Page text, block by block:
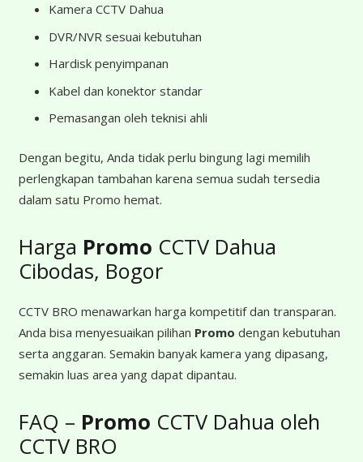
Kamera CCTV Dahua
DVR/NVR sesuai kebutuhan
Hardisk penyimpanan
Kabel dan konektor standar
Pemasangan oleh teknisi ahli
Dengan begitu, Anda tidak perlu bingung lagi memilih
perlengkapan tambahan karena semua sudah tersedia
dalam satu Promo hemat.
Harga Promo CCTV Dahua
Cibodas, Bogor
CCTV BRO menawarkan harga kompetitif dan transparan.
Anda bisa menyesuaikan pilihan Promo dengan kebutuhan
serta anggaran. Semakin banyak kamera yang dipasang,
semakin luas area yang dapat dipantau.
FAQ – Promo CCTV Dahua oleh
CCTV BRO